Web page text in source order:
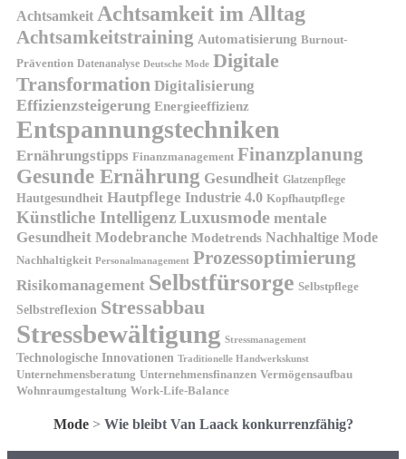
Achtsamkeit Achtsamkeit im Alltag
Achtsamkeitstraining Automatisierung Burnout-
Prävention Datenanalyse Deutsche Mode Digitale
Transformation Digitalisierung
Effizienzsteigerung Energieeffizienz
Entspannungstechniken
Ernährungstipps Finanzmanagement Finanzplanung
Gesunde Ernährung Gesundheit Glatzenpflege
Hautgesundheit Hautpflege Industrie 4.0 Kopfhautpflege
Künstliche IntelligenzLuxusmode mentale
Gesundheit Modebranche Modetrends Nachhaltige Mode
Nachhaltigkeit Personalmanagement Prozessoptimierung
Risikomanagement Selbstfürsorge Selbstpflege
Selbstreflexion Stressabbau
Stressbewältigung Stressmanagement
Technologische Innovationen Traditionelle Handwerkskunst
Unternehmensberatung Unternehmensfinanzen Vermögensaufbau
Wohnraumgestaltung Work-Life-Balance
Mode> Wie bleibt Van Laack konkurrenzfähig?